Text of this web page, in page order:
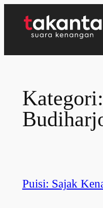
Kategori:
Puisi: Sajak